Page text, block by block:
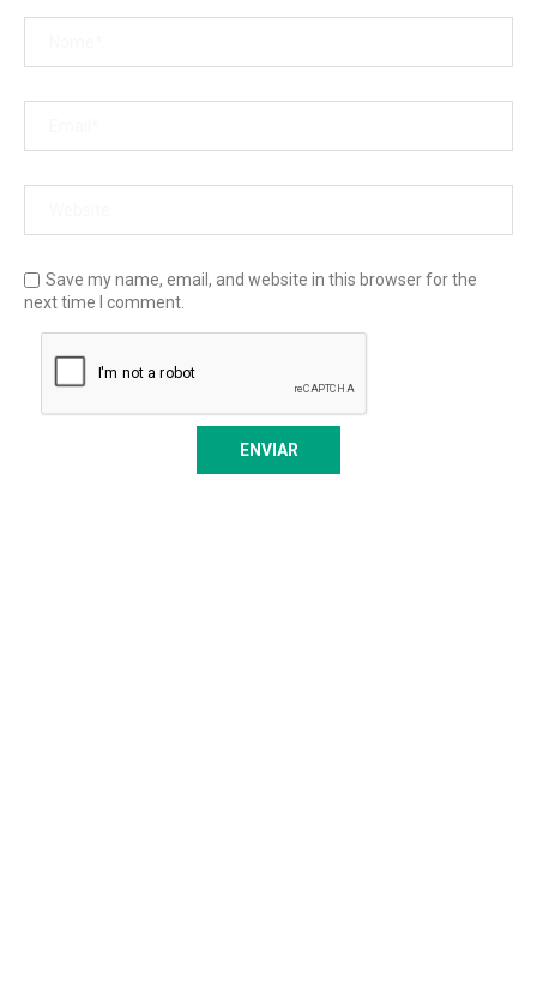
Save my name, email, and website in this browser for the
next time I comment.